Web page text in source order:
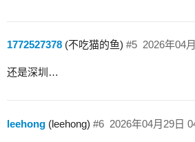
1772527378 (不吃猫的鱼) 2026年04
#5
还是深圳…
leehong (leehong) 2026年04月29日
#6